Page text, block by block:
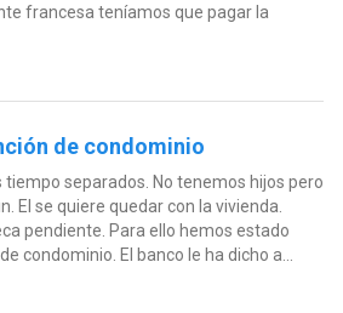
francesa teníamos que pagar la
de condominio
tiempo separados. No tenemos hijos pero
El se quiere quedar con la vivienda.
pendiente. Para ello hemos estado
condominio. El banco le ha dicho a...